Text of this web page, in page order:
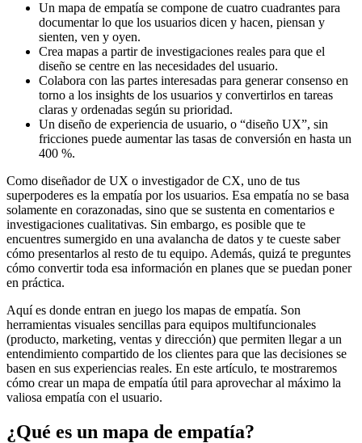
Un mapa de empatía se compone de cuatro cuadrantes para
documentar lo que los usuarios dicen y hacen, piensan y
sienten, ven y oyen.
Crea mapas a partir de investigaciones reales para que el
diseño se centre en las necesidades del usuario.
Colabora con las partes interesadas para generar consenso en
torno a los insights de los usuarios y convertirlos en tareas
claras y ordenadas según su prioridad.
Un diseño de experiencia de usuario, o “diseño UX”, sin
fricciones puede aumentar las tasas de conversión en hasta un
400 %.
Como diseñador de UX o investigador de CX, uno de tus
superpoderes es la empatía por los usuarios. Esa empatía no se basa
solamente en corazonadas, sino que se sustenta en comentarios e
investigaciones cualitativas. Sin embargo, es posible que te
encuentres sumergido en una avalancha de datos y te cueste saber
cómo presentarlos al resto de tu equipo. Además, quizá te preguntes
cómo convertir toda esa información en planes que se puedan poner
en práctica.
Aquí es donde entran en juego los mapas de empatía. Son
herramientas visuales sencillas para equipos multifuncionales
(producto, marketing, ventas y dirección) que permiten llegar a un
entendimiento compartido de los clientes para que las decisiones se
basen en sus experiencias reales. En este artículo, te mostraremos
cómo crear un mapa de empatía útil para aprovechar al máximo la
valiosa empatía con el usuario.
¿Qué es un mapa de empatía?